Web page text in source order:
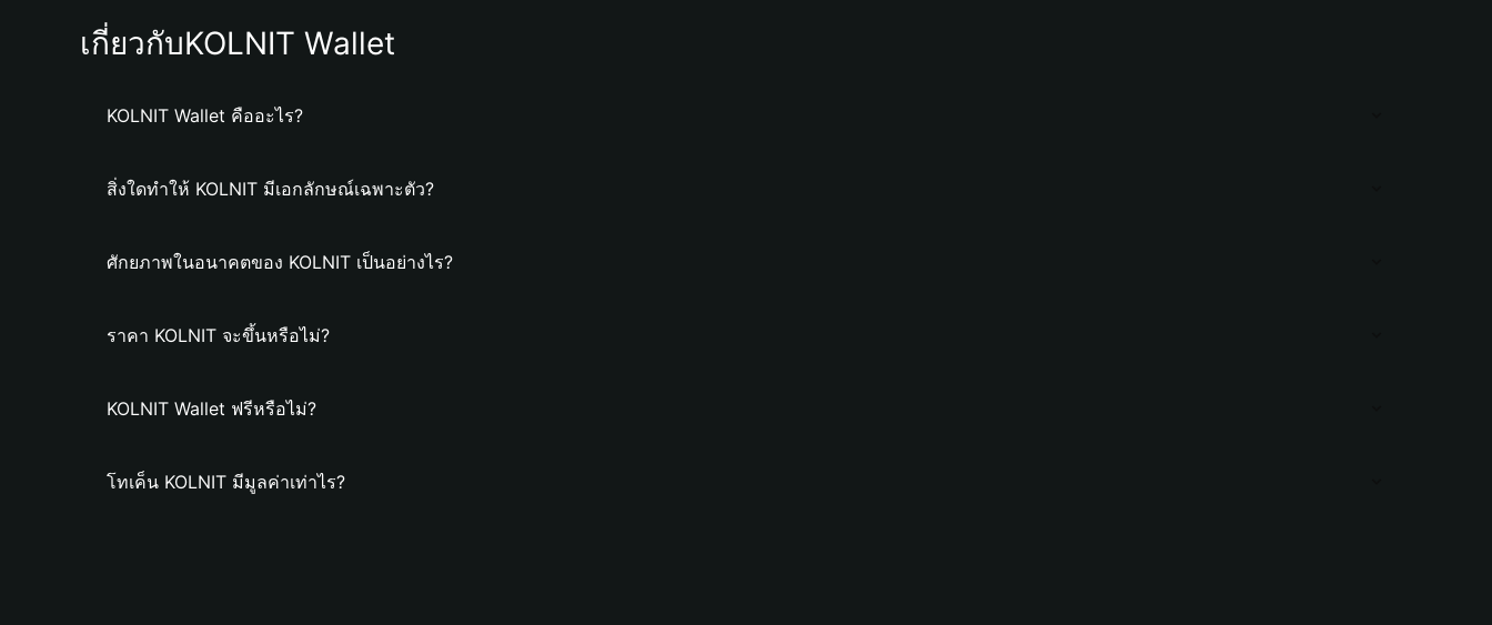
เกี่ยวกับKOLNIT Wallet
KOLNIT Wallet คืออะไร?
สิ่งใดทำให้ KOLNIT มีเอกลักษณ์เฉพาะตัว?
ศักยภาพในอนาคตของ KOLNIT เป็นอย่างไร?
ราคา KOLNIT จะขึ้นหรือไม่?
KOLNIT Wallet ฟรีหรือไม่?
โทเค็น KOLNIT มีมูลค่าเท่าไร?